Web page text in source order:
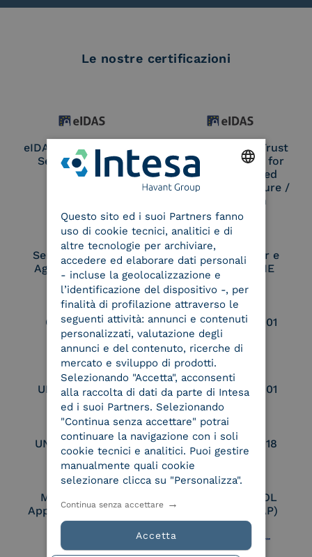
Le nostre certificazioni
eIDAS Qualified Trust
Service Provider
eIDAS Qualified Trust
Service Provider for
Remote Qualified
Electronic Signature /
Seal Creation
Service Provider e
Aggregatore SPID
Service Provider e
Aggregatore CIE
Conservatore
qualificato
UNI EN ISO 37001
UNI EN ISO 9001 UNI EN ISO 27001
UNI EN ISO 27017 UNI EN ISO 27018
Membro Adobe
Approved Trust List
Certified PEPPOL
Access Point (AP)
ITALIAN
Questo sito ed i suoi Partners fanno
uso di cookie tecnici, analitici e di
altre tecnologie per archiviare,
accedere ed elaborare dati personali
- incluse la geolocalizzazione e
l’identificazione del dispositivo -, per
finalità di profilazione attraverso le
seguenti attività: annunci e contenuti
personalizzati, valutazione degli
annunci e del contenuto, ricerche di
mercato e sviluppo di prodotti.
Selezionando "Accetta", acconsenti
alla raccolta di dati da parte di Intesa
ed i suoi Partners. Selezionando
"Continua senza accettare" potrai
continuare la navigazione con i soli
cookie tecnici e analitici. Puoi gestire
manualmente quali cookie
selezionare clicca su "Personalizza".
Accetta
Continua senza accettare